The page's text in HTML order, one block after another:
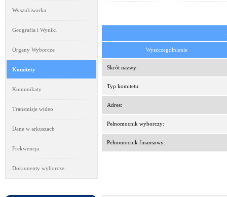
Wyszukiwarka
Geografia i Wyniki
Organy Wyborcze
Komitety
Komunikaty
Transmisje wideo
Dane w arkuszach
Frekwencja
Dokumenty wyborcze
Wyszczególnienie
Skrót nazwy:
Typ komitetu:
Adres:
Pełnomocnik wyborczy:
Pełnomocnik finansowy: